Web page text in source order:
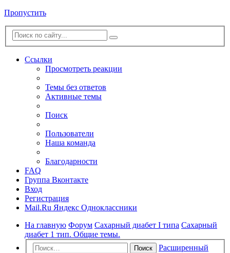
Пропустить
Ссылки
Просмотреть реакции
Темы без ответов
Активные темы
Поиск
Пользователи
Наша команда
Благодарности
FAQ
Группа Вконтакте
Вход
Регистрация
Mail.Ru Яндекс Одноклассники
На главную Форум Сахарный диабет I типа Сахарный
диабет 1 тип. Общие темы.
Поиск
Расширенный